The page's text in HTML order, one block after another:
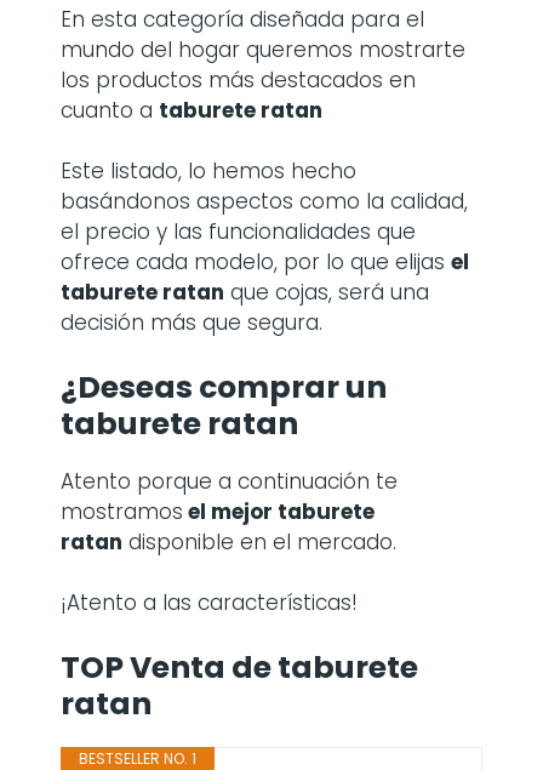
En esta categoría diseñada para el
mundo del hogar queremos mostrarte
los productos más destacados en
cuanto a taburete ratan
Este listado, lo hemos hecho
basándonos aspectos como la calidad,
el precio y las funcionalidades que
ofrece cada modelo, por lo que elijas el
taburete ratan que cojas, será una
decisión más que segura.
¿Deseas comprar un
taburete ratan
Atento porque a continuación te
mostramos el mejor taburete
ratan disponible en el mercado.
¡Atento a las características!
TOP Venta de taburete
ratan
BESTSELLER NO. 1